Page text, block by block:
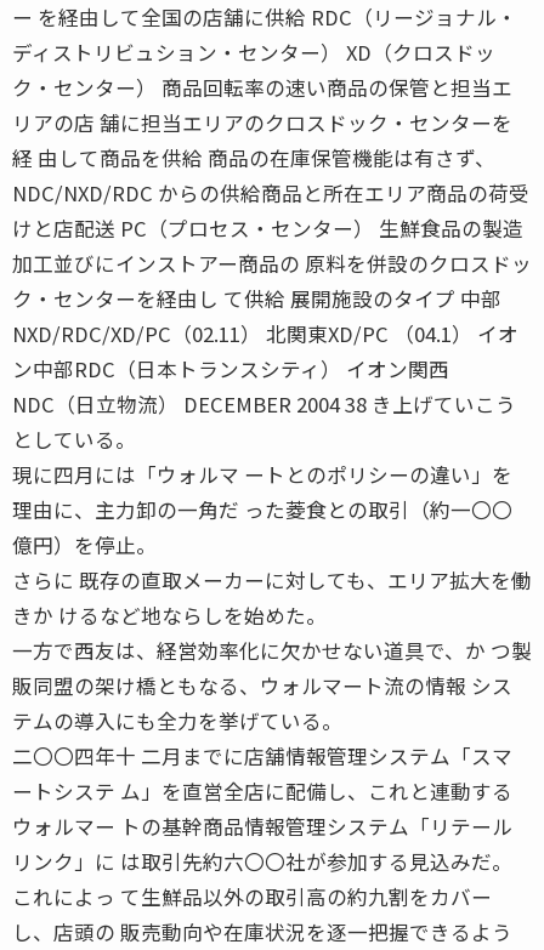
ー を経由して全国の店舗に供給 RDC（リージョナル・
ディストリビュション・センター） XD（クロスドッ
ク・センター） 商品回転率の速い商品の保管と担当エ
リアの店 舗に担当エリアのクロスドック・センターを
経 由して商品を供給 商品の在庫保管機能は有さず、
NDC/NXD/RDC からの供給商品と所在エリア商品の荷受
けと店配送 PC（プロセス・センター） 生鮮食品の製造
加工並びにインストアー商品の 原料を併設のクロスドッ
ク・センターを経由し て供給 展開施設のタイプ 中部
NXD/RDC/XD/PC（02.11） 北関東XD/PC （04.1） イオ
ン中部RDC（日本トランスシティ） イオン関西
NDC（日立物流） DECEMBER 2004 38 き上げていこう
としている。
現に四月には「ウォルマ ートとのポリシーの違い」を
理由に、主力卸の一角だ った菱食との取引（約一〇〇
億円）を停止。
さらに 既存の直取メーカーに対しても、エリア拡大を働
きか けるなど地ならしを始めた。
一方で西友は、経営効率化に欠かせない道具で、か つ製
販同盟の架け橋ともなる、ウォルマート流の情報 シス
テムの導入にも全力を挙げている。
二〇〇四年十 二月までに店舗情報管理システム「スマ
ートシステ ム」を直営全店に配備し、これと連動する
ウォルマー トの基幹商品情報管理システム「リテール
リンク」に は取引先約六〇〇社が参加する見込みだ。
これによっ て生鮮品以外の取引高の約九割をカバー
し、店頭の 販売動向や在庫状況を逐一把握できるよう